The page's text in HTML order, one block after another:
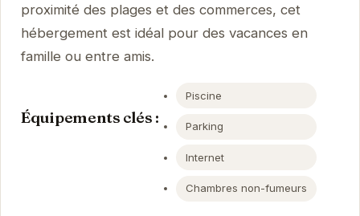
proximité des plages et des commerces, cet
hébergement est idéal pour des vacances en
famille ou entre amis.
Équipements clés :
Piscine
Parking
Internet
Chambres non-fumeurs